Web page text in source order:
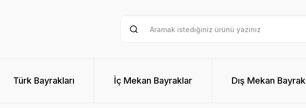
Türk Bayrakları İç Mekan Bayraklar Dış Mekan